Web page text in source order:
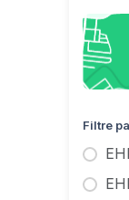
Filtre